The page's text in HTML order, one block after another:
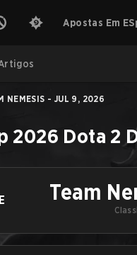
Apostas Em
NEMESIS - JUL 9, 2026
2026 Dota 2
Team